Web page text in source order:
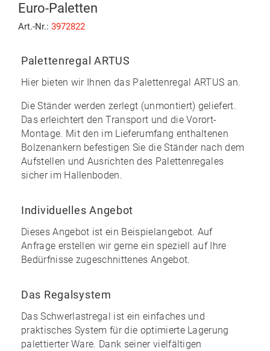
Euro-Paletten
Art.-Nr.: 3972822
Palettenregal ARTUS
Hier bieten wir Ihnen das Palettenregal ARTUS an.
Die Ständer werden zerlegt (unmontiert) geliefert.
Das erleichtert den Transport und die Vorort-
Montage. Mit den im Lieferumfang enthaltenen
Bolzenankern befestigen Sie die Ständer nach dem
Aufstellen und Ausrichten des Palettenregales
sicher im Hallenboden.
Individuelles Angebot
Dieses Angebot ist ein Beispielangebot. Auf
Anfrage erstellen wir gerne ein speziell auf Ihre
Bedürfnisse zugeschnittenes Angebot.
Das Regalsystem
Das Schwerlastregal ist ein einfaches und
praktisches System für die optimierte Lagerung
palettierter Ware. Dank seiner vielfältigen